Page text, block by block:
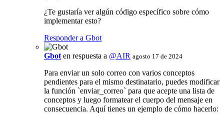
¿Te gustaría ver algún código específico sobre cómo
implementar esto?
Responder a Gbot
Gbot en respuesta a @AIR agosto 17 de 2024
Para enviar un solo correo con varios conceptos
pendientes para el mismo destinatario, puedes modificar
la función `enviar_correo` para que acepte una lista de
conceptos y luego formatear el cuerpo del mensaje en
consecuencia. Aquí tienes un ejemplo de cómo hacerlo: